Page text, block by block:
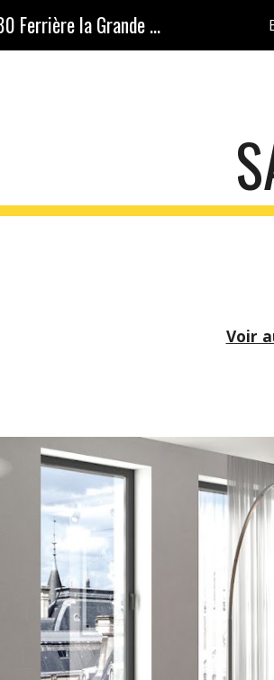
Skip to
Meubles Nétange 59680 Ferrière la Grande (Maubeuge) 03 27 64 69 93
Voir